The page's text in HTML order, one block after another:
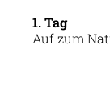
1. Tag
Auf zum